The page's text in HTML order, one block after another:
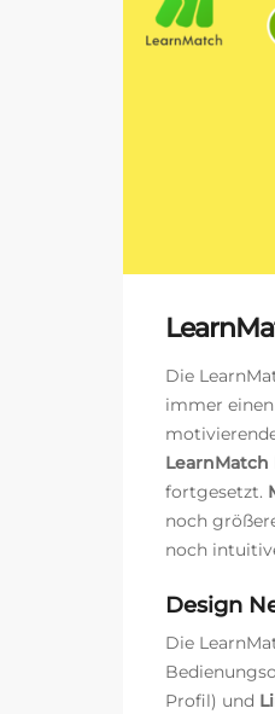
Die
immer
LearnMatch
fortgesetzt.
noch
noch
Design
Die
Profil) und